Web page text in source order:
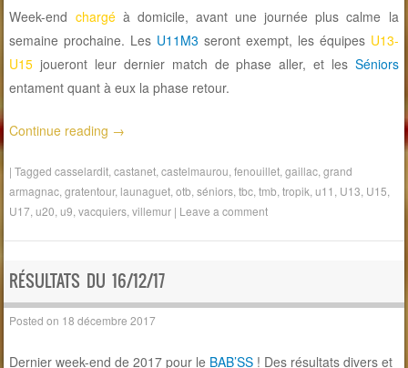
Week-end chargéà domicile, avant une journée plus calme la
semaine prochaine. Les U11M3 seront exempt, les équipes U13-
U15 joueront leur dernier match de phase aller, et les Séniors
entament quant à eux la phase retour.
Continue reading →
|Taggedcasselardit ,castanet ,castelmaurou ,fenouillet ,gaillac ,grand
armagnac ,gratentour, launaguet ,otb ,séniors ,tbc ,tmb ,tropik ,u11 U13 U15
U17 ,u20 ,u9 ,vacquiers ,villemur | Leave a comment
RÉSULTATS DU 16/12/17
Posted on 18 décembre 2017
Dernier week-end de 2017 pour le BAB’SS ! Des résultats divers et